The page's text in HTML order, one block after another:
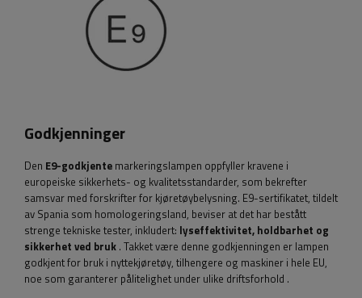
Godkjenninger
Den E9-godkjente markeringslampen oppfyller kravene i
europeiske sikkerhets- og kvalitetsstandarder, som bekrefter
samsvar med forskrifter for kjøretøybelysning. E9-sertifikatet, tildelt
av Spania som homologeringsland, beviser at det har bestått
strenge tekniske tester, inkludert: lyseffektivitet, holdbarhet og
sikkerhet ved bruk . Takket være denne godkjenningen er lampen
godkjent for bruk i nyttekjøretøy, tilhengere og maskiner i hele EU,
noe som garanterer pålitelighet under ulike driftsforhold .